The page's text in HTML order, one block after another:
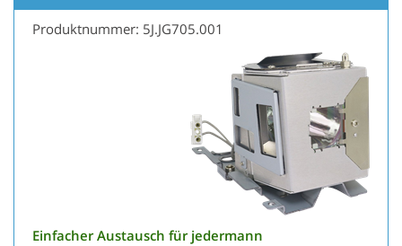
Produktnummer: 5J.JG705.001
Einfacher Austausch für jedermann